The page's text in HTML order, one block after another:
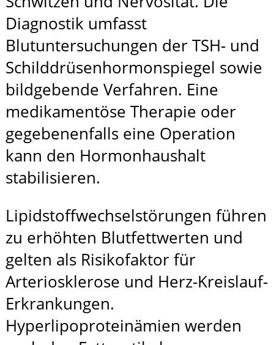
Diagnostik umfasst
Blutuntersuchungen der TSH- und
Schilddrüsenhormonspiegel sowie
bildgebende Verfahren. Eine
medikamentöse Therapie oder
gegebenenfalls eine Operation
kann den Hormonhaushalt
stabilisieren.
Lipidstoffwechselstörungen führen
zu erhöhten Blutfettwerten und
gelten als Risikofaktor für
Arteriosklerose und Herz-Kreislauf-
Erkrankungen.
Hyperlipoproteinämien werden